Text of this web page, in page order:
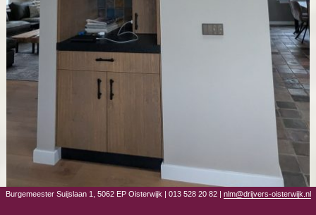
Burgemeester Suijslaan 1, 5062 EP Oisterwijk | 013 528 20 82 | nlm@drijvers-oisterwijk.nl